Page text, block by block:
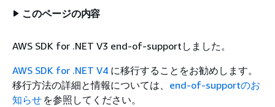
このページの内容
AWS SDK for .NET V3 end-of-supportしました。
AWS SDK for .NET V4 に移行することをお勧めします。
移行方法の詳細と情報については、 end-of-supportのお
知らせ を参照してください。